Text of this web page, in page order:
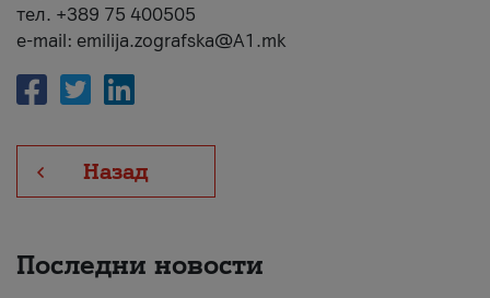
тел. +389 75 400505
e-mail: emilija.zografska@A1.mk
Назад
Последни новости